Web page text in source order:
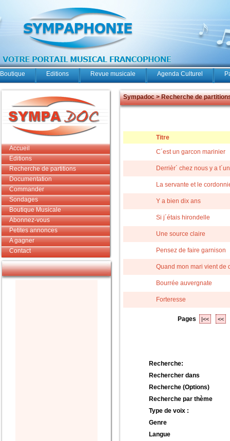
Boutique Editions Revue musicale Agenda Culturel
Accueil
Editions
Recherche de partitions
Documentation
Commander
Sondages
Boutique Musicale
Abonnez-vous
Petites annonces
A gagner
Contact
Sympadoc > Recherche de
Titre
C´est un garcon marinier
Derrièr´ chez nous y a
La servante et le
Y a bien dix ans
Si j´étais hirondelle
Une source claire
Pensez de faire garnison
Quand mon mari vient de
Bourrée auvergnate
Forteresse
Pages |<< <<
Recherche:
Rechercher dans
Recherche (Options)
Recherche par thème
Type de voix :
Genre
Langue